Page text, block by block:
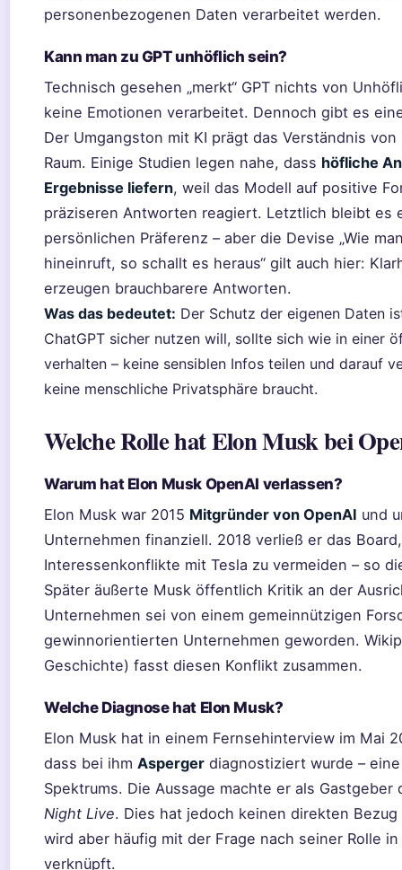
personenbezogenen Daten verarbeitet werden.
Kann man zu GPT unhöflich sein?
Technisch gesehen „merkt“ GPT nichts von
keine Emotionen verarbeitet. Dennoch gibt es
Der Umgangston mit KI prägt das Verständnis
Raum. Einige Studien legen nahe, dass höfliche
Ergebnisse liefern, weil das Modell auf positive
präziseren Antworten reagiert. Letztlich bleibt es
persönlichen Präferenz – aber die Devise „Wie
hineinruft, so schallt es heraus“ gilt auch hier:
erzeugen brauchbarere Antworten.
Was das bedeutet: Der Schutz der eigenen Daten
ChatGPT sicher nutzen will, sollte sich wie in einer
verhalten – keine sensiblen Infos teilen und darauf
keine menschliche Privatsphäre braucht.
Welche Rolle hat Elon Musk bei
Warum hat Elon Musk OpenAI verlassen?
Elon Musk war 2015 Mitgründer von OpenAI und
Unternehmen finanziell. 2018 verließ er das
Interessenkonflikte mit Tesla zu vermeiden – so
Später äußerte Musk öffentlich Kritik an der
Unternehmen sei von einem gemeinnützigen
gewinnorientierten Unternehmen geworden.
Geschichte) fasst diesen Konflikt zusammen.
Welche Diagnose hat Elon Musk?
Elon Musk hat in einem Fernsehinterview im Mai
dass bei ihm Asperger diagnostiziert wurde –
Spektrums. Die Aussage machte er als Gastgeber
Night Live. Dies hat jedoch keinen direkten Bezug
wird aber häufig mit der Frage nach seiner Rolle
verknüpft.